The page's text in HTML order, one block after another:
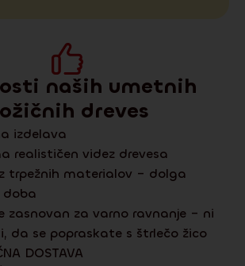
naših umetnih
dreves
izdelava
realističen videz drevesa
trpežnih materialov – dolga
doba
zasnovan za varno ravnanje – ni
da se popraskate s štrlečo žico
DOSTAVA